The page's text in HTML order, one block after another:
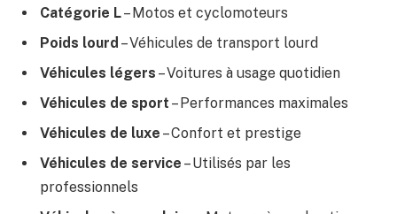
Catégorie L– Motos et cyclomoteurs
Poids lourd – Véhicules de transport lourd
Véhicules légers – Voitures à usage quotidien
Véhicules de sport – Performances maximales
Véhicules de luxe – Confort et prestige
Véhicules de service – Utilisés par les
professionnels